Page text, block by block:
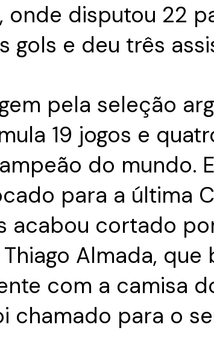
disputou 22
gols e deu três
pela seleção
19 jogos e
do mundo.
para a última
acabou cortado
Almada, que
com a camisa
chamado para o